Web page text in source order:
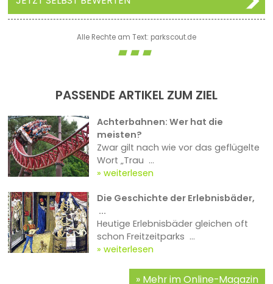
Alle Rechte am Text: parkscout.de
PASSENDE ARTIKEL ZUM ZIEL
Achterbahnen: Wer hat die
meisten?
Zwar gilt nach wie vor das geflügelte
Wort „Trau ...
weiterlesen
Die Geschichte der Erlebnisbäder,
...
Heutige Erlebnisbäder gleichen oft
schon Freitzeitparks ...
weiterlesen
Mehr im Online-Magazin